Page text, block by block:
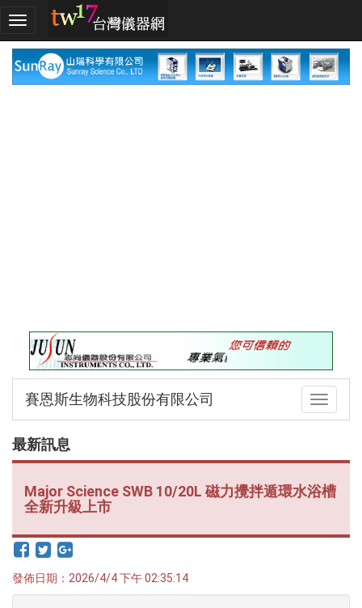
加
新
訊
息
器
器
論
Toggle
賽恩斯生物科技股份有限公司
最新訊息
Major Science SWB 10/20L 磁力攪拌遁環水浴槽
全新升級上市
發佈日期：2026/4/4 下午 02:35:14